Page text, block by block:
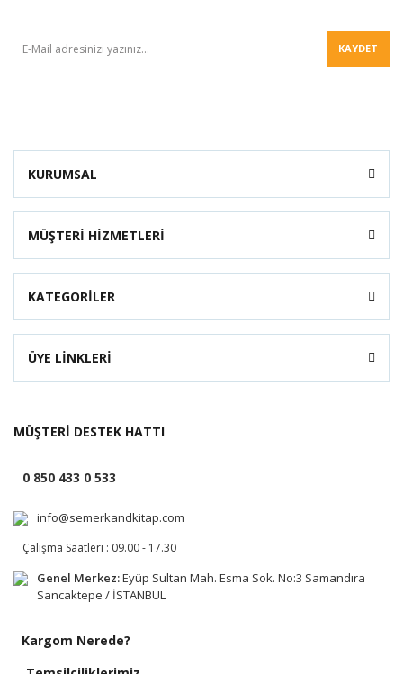
KAYDET
KURUMSAL
MÜŞTERİ HİZMETLERİ
KATEGORİLER
ÜYE LİNKLERİ
MÜŞTERİ DESTEK HATTI
0 850 433 0 533
info@semerkandkitap.com
Çalışma Saatleri : 09.00 - 17.30
Genel Merkez:Eyüp Sultan Mah. Esma Sok. No:3 Samandıra
Sancaktepe / İSTANBUL
Kargom Nerede?